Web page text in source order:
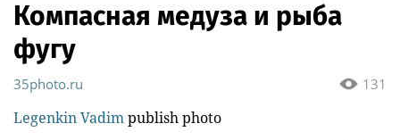
Компасная медуза и рыба
фугу
131
35photo.ru
Legenkin Vadimpublish photo